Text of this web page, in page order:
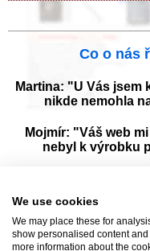
Co o nás
Martina: "U Vás jsem
nikde nemohla
Mojmír: "Váš web
nebyl k výrobku
Prohlížejte návody k obsluze
We use cookies
We may place these for
show personalised content
more information about the